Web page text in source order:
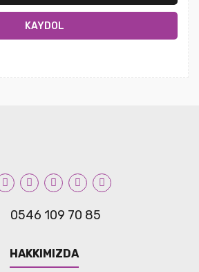
KAYDOL
0546 109 70 85
HAKKIMIZDA